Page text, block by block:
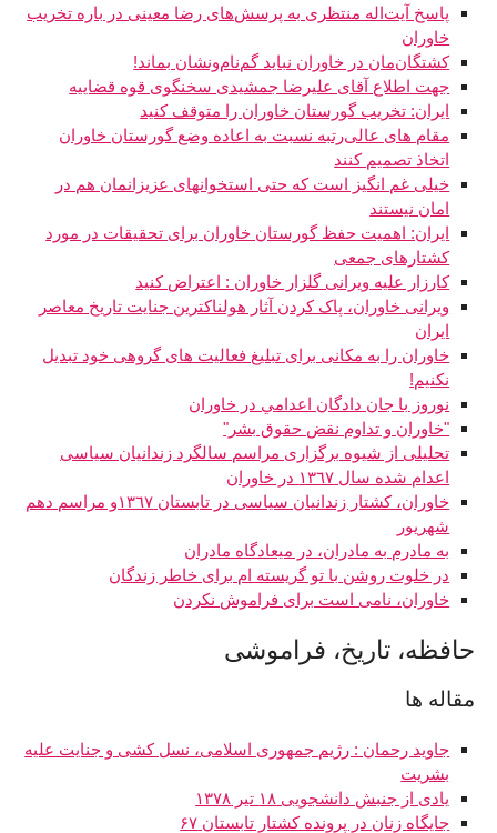
پاسخ آیت‌اله منتظری به پرسش‌های رضا معینی در باره تخریب
خاوران
کشتگان‌مان در خاوران نباید گم‌نام‌ونشان بماند!
جهت اطلاع آقای علیرضا جمشیدی سخنگوی قوه قضاییه
ایران: تخریب گورستان خاوران را متوقف کنید
مقام های عالی‌رتبه نسبت به اعاده وضع گورستان خاوران
اتخاذ تصمیم كنند
خیلی غم انگیز است که حتی استخوانهای عزیزانمان هم در
امان نیستند
ایران: اهمیت حفظ گورستان خاوران برای تحقیقات در مورد
کشتارهای جمعی
کارزار علیه ویرانی گلزار خاوران : اعتراض کنید
ویرانی خاوران، پاک کردن آثار هولناکترین جنایت تاریخ معاصر
ایران
خاوران را به مکانی برای تبلیغ فعالیت های گروهی خود تبدیل
نکنیم!
نوروز با جان دادگان اعدامي در خاوران
"خاوران و تداوم نقض حقوق بشر"
تحلیلی از شیوه برگزاری مراسم سالگرد زندانیان سیاسی
اعدام شده سال ١٣٦٧ در خاوران
خاوران، کشتار زندانیان سیاسی در تابستان ١٣٦٧و مراسم دهم
شهریور
به مادرم به مادران، در ميعادگاه مادران
در خلوت روشن با تو گريسته ام برای خاطر زندگان
خاوران، نامی است برای فراموش نکردن
حافظه، تاريخ، فراموشی
مقاله ها
جاوید رحمان : رژیم جمهوری اسلامی، نسل کشی و جنایت علیه
بشریت
یادی از جنبش دانشجویی ۱۸ تیر ۱۳۷۸
جایگاه زنان در پرونده کشتار تابستان ۶۷